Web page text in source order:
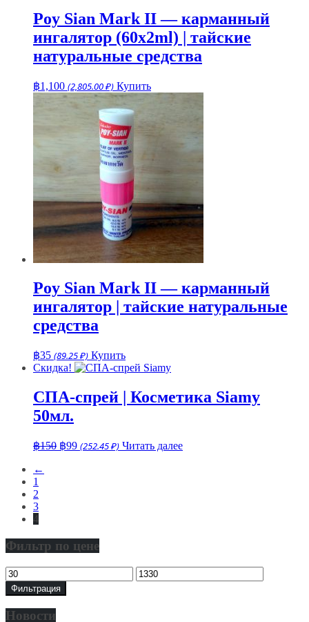
Poy Sian Mark II — карманный
ингалятор (60x2ml) | тайские
натуральные средства
฿1,100 (2,805.00 ₽) Купить
Poy Sian Mark II — карманный
ингалятор | тайские натуральные
средства
฿35 (89.25 ₽) Купить
Скидка!
СПА-спрей | Косметика Siamy
50мл.
฿150 Первоначальная
฿99Текущая
(252.45 ₽) Читать далее
←
1
2
3
4
Фильтр по цене
Минимальная
цена
Максимальная
цена
Фильтрация
Новости